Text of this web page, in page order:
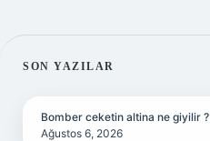
SIDEBAR
SON YAZILAR
Bomber ceketin altina ne giyilir ?
Ağustos 6, 2026